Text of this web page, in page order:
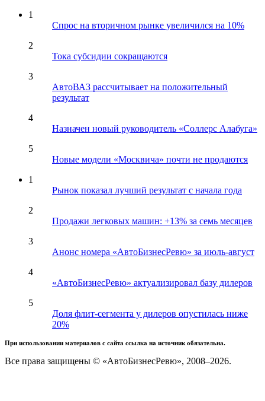
1
Спрос на вторичном рынке увеличился на 10%
2
Тока субсидии сокращаются
3
АвтоВАЗ рассчитывает на положительный
результат
4
Назначен новый руководитель «Соллерс Алабуга»
5
Новые модели «Москвича» почти не продаются
1
Рынок показал лучший результат с начала года
2
Продажи легковых машин: +13% за семь месяцев
3
Анонс номера «АвтоБизнесРевю» за июль-август
4
«АвтоБизнесРевю» актуализировал базу дилеров
5
Доля флит-сегмента у дилеров опустилась ниже
20%
При использовании материалов с сайта ссылка на источник обязательна.
Все права защищены © «АвтоБизнесРевю», 2008–2026.